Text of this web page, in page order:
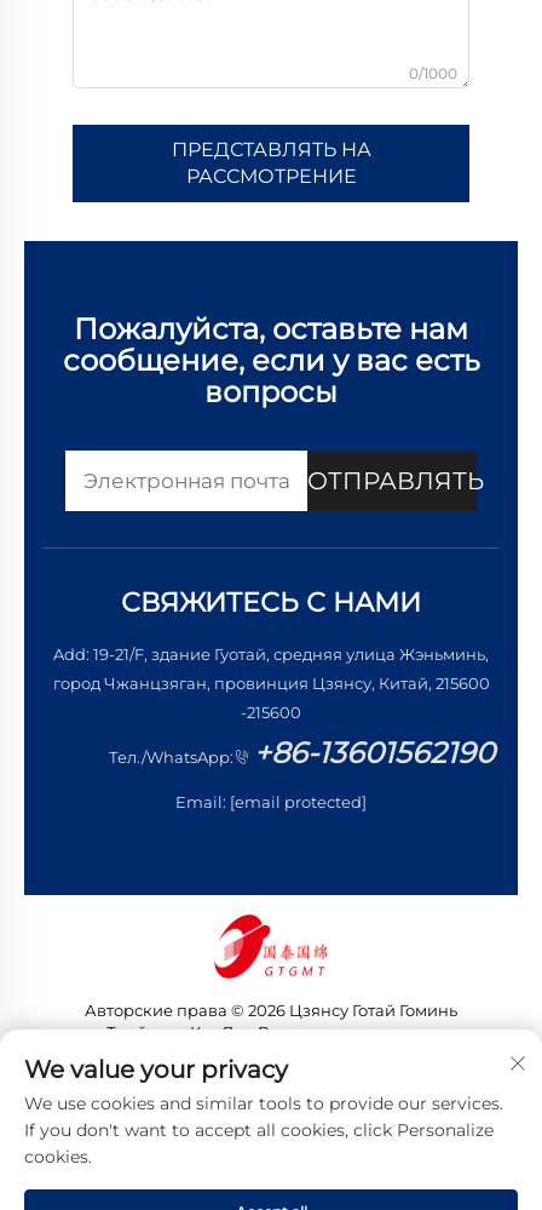
0/1000
ПРЕДСТАВЛЯТЬ НА
РАССМОТРЕНИЕ
Пожалуйста, оставьте нам
сообщение, если у вас есть
вопросы
ОТПРАВЛЯТЬ
СВЯЖИТЕСЬ С НАМИ
Add: 19-21/F, здание Гуотай, средняя улица Жэньминь,
город Чжанцзяган, провинция Цзянсу, Китай, 215600
-215600
Тел./WhatsApp: +86-13601562190
Email: [email protected]
Авторские права © 2026 Цзянсу Готай Гоминь
Трейдинг Ко., Лтд. Все права защищены
Политика конфиденциальности
We value your privacy
We use cookies and similar tools to provide our services.
If you don't want to accept all cookies, click Personalize
cookies.